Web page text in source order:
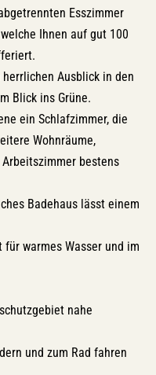
Esszimmer
Ihnen auf gut 100
Ausblick in den
Blick ins Grüne.
ein Schlafzimmer, die
Wohnräume,
bestens
Badehaus lässt einem
warmes Wasser und im
nahe
und zum Rad fahren